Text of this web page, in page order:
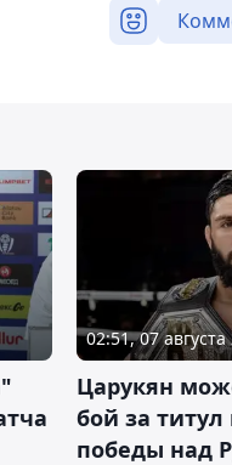
02:51, 07 августа
Царукян
бой за титул
победы над